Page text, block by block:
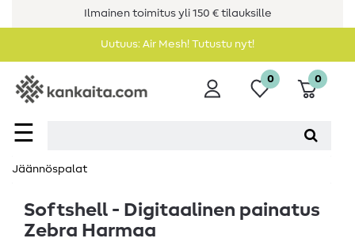
Ilmainen toimitus yli 150 € tilauksille
Uutuus: Air Mesh! Tutustu nyt!
☰
0 0
Jäännöspalat
Softshell - Digitaalinen painatus
Zebra Harmaa